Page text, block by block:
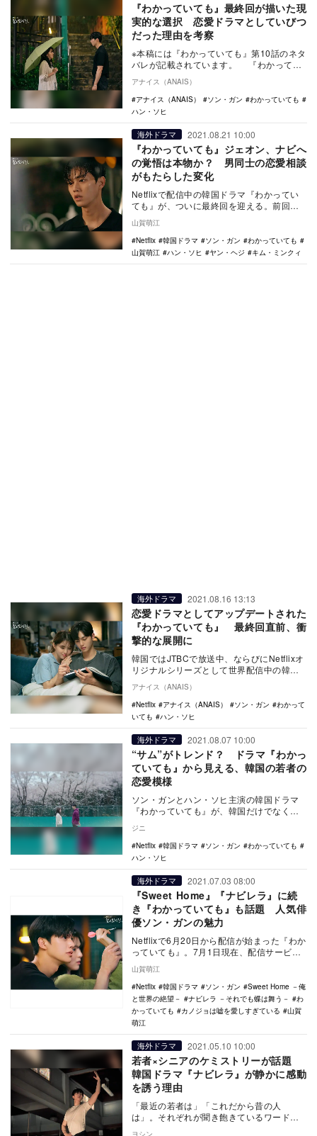
『わかっていても』最終回が描いた現
実的な選択 恋愛ドラマとしていびつ
だった理由を考察
※本稿には『わかっていても』第10話のネタ
バレが記載されています。 『わかってい
雨の中…
アナイス（ANAIS）
アナイス（ANAIS）
ソン・ガン
わかっていても
ハン・ソヒ
海外ドラマ 2021.08.21 10:00
『わかっていても』ジェオン、ナビへ
の覚悟は本物か？ 男同士の恋愛相談
がもたらした変化
Netflixで配信中の韓国ドラマ『わかってい
ても』が、ついに最終回を迎える。前回の
第9話では、今までナビ（ハン・ソヒ）を翻
弄し…
山賀萌江
Netflix
韓国ドラマ ソン・ガン
わかっていても
山賀萌江
ハン・ソヒ ヤン・ヘジ キム・ミンクィ
海外ドラマ 2021.08.16 13:13
恋愛ドラマとしてアップデートされた
『わかっていても』 最終回直前、衝
撃的な展開に
韓国ではJTBCで放送中、ならびにNetflixオ
リジナルシリーズとして世界配信中の韓国
あ…
アナイス（ANAIS）
Netflix
アナイス（ANAIS） ソン・ガン
わかって
いても
ハン・ソヒ
海外ドラマ 2021.08.07 10:00
“サム”がトレンド？ ドラマ『わかっ
ていても』から見える、韓国の若者の
恋愛模様
ソン・ガンとハン・ソヒ主演の韓国ドラマ
『わかっていても』が、韓国だけでなく日
は、美術大学…
ジニ
Netflix
韓国ドラマ ソン・ガン
わかっていても
ハン・ソヒ
海外ドラマ 2021.07.03 08:00
『Sweet Home』『ナビレラ』に続
き『わかっていても』も話題 人気俳
優ソン・ガンの魅力
Netflixで6月20日から配信が始まった『わか
っていても』。7月1日現在、配信サービス
の今日の総合TOP10（日本）にランク…
山賀萌江
Netflix
韓国ドラマ ソン・ガン
Sweet Home －俺
と世界の絶望－
ナビレラ －それでも蝶は舞う－
わ
かっていても
カノジョは嘘を愛しすぎている
山賀
萌江
海外ドラマ 2021.05.10 10:00
若者×シニアのケミストリーが話題
韓国ドラマ『ナビレラ』が静かに感動
を誘う理由
「最近の若者は」「これだから昔の人
は」。それぞれが聞き飽きているワードで
ヨシン